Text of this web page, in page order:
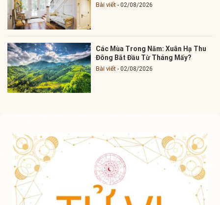
Bài viết 02/08/2026
Các Mùa Trong Năm: Xuân Hạ Thu
Đông Bắt Đầu Từ Tháng Mấy?
Bài viết 02/08/2026